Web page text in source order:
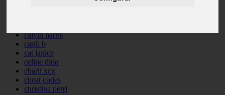
calvin harris
cardi b
cat janice
celine dion
charli xcx
cheat codes
christina perri